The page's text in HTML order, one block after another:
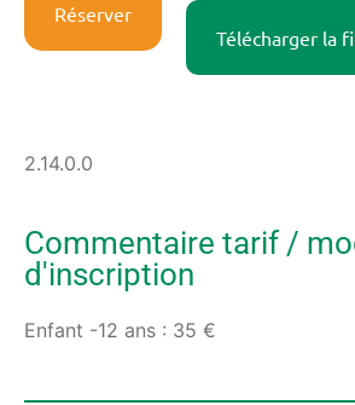
Réserver
Télécharger la
2.14.0.0
Commentaire tarif /
d'inscription
Enfant -12 ans : 35 €